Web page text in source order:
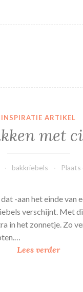
INSPIRATIE ARTIKEL
met
bakkriebels
-aan het einde van
verschijnt. Met
in het zonnetje. Zo
Lees verder1